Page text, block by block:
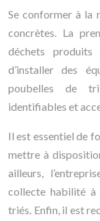
Se conformer à la
concrètes. La
déchets
d’installer des
poubelles de tri
identifiables et
Il est essentiel de
mettre à
ailleurs,
collecte habilité
triés. Enfin, il est